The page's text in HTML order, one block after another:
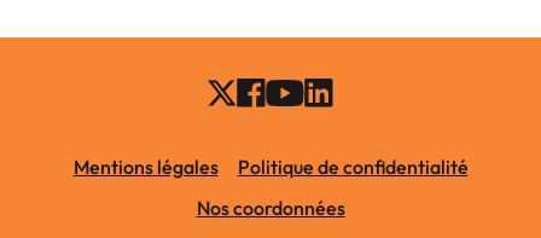
Mentions légales
Politique de confidentialité
Nos coordonnées